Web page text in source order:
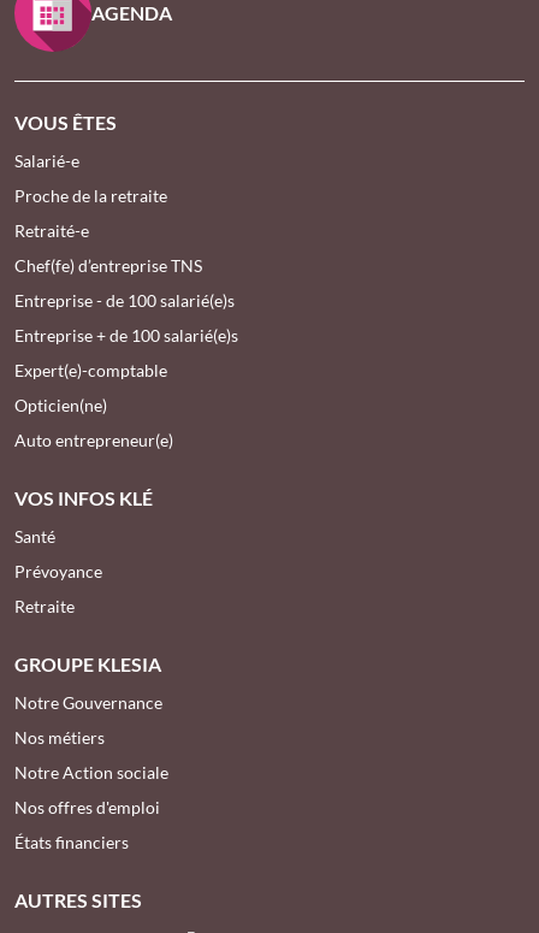
AGENDA
VOUS ÊTES
Salarié-e
Proche de la retraite
Retraité-e
Chef(fe) d’entreprise TNS
Entreprise - de 100 salarié(e)s
Entreprise + de 100 salarié(e)s
Expert(e)-comptable
Opticien(ne)
Auto entrepreneur(e)
VOS INFOS KLÉ
Santé
Prévoyance
Retraite
GROUPE KLESIA
Notre Gouvernance
Nos métiers
Notre Action sociale
Nos offres d'emploi
États financiers
AUTRES SITES